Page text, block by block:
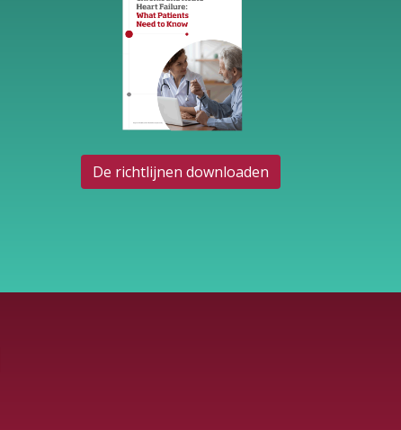
De richtlijnen downloaden